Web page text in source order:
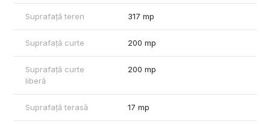
Suprafață teren 317 mp
Suprafață curte 200 mp
Suprafață curte
liberă
200 mp
Suprafață terasă 17 mp